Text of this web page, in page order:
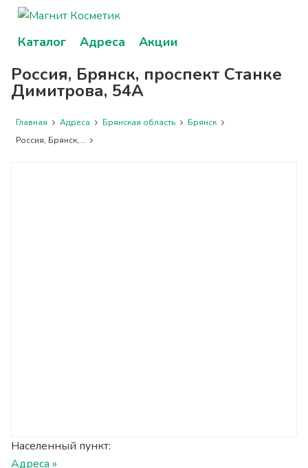
Каталог Адреса Акции
Россия, Брянск, проспект Станке
Димитрова, 54А
Главная Адреса Брянская область
Брянск
Россия, Брянск,...
Населенный пункт:
Адреса »